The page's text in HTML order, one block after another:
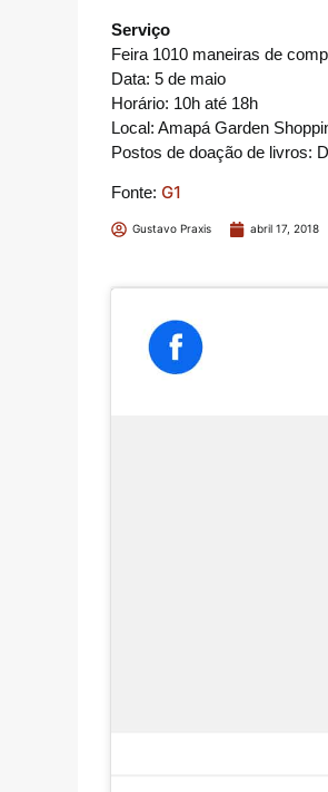
Serviço
Feira 1010 maneiras de
Data: 5 de maio
Horário: 10h até 18h
Local: Amapá Garden
Postos de doação de livros:
Fonte: G1
Gustavo Praxis abril 17, 2018